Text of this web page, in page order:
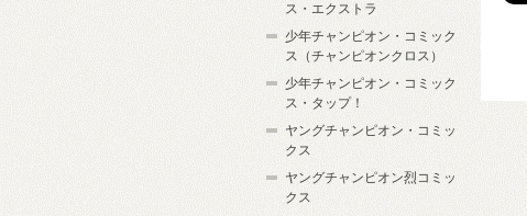
ス・エクストラ
少年チャンピオン・コミック
ス（チャンピオンクロス）
少年チャンピオン・コミック
ス・タップ！
ヤングチャンピオン・コミッ
クス
ヤングチャンピオン烈コミッ
クス